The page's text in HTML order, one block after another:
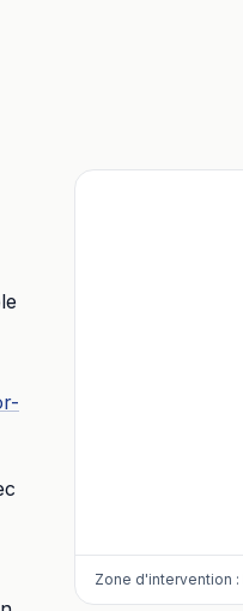
Zone d'intervention :